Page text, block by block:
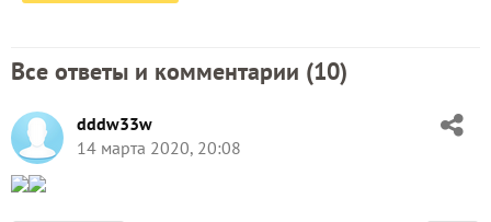
Все ответы и комментарии (10)
dddw33w
14 марта 2020, 20:08